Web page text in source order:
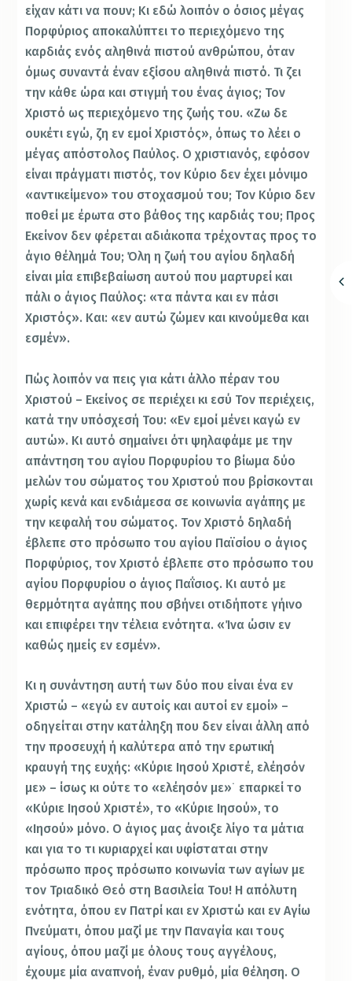
είχαν κάτι να πουν; Κι εδώ λοιπόν ο όσιος μέγας
Πορφύριος αποκαλύπτει το περιεχόμενο της
καρδιάς ενός αληθινά πιστού ανθρώπου, όταν
όμως συναντά έναν εξίσου αληθινά πιστό. Τι ζει
την κάθε ώρα και στιγμή του ένας άγιος; Τον
Χριστό ως περιεχόμενο της ζωής του. «Ζω δε
ουκέτι εγώ, ζη εν εμοί Χριστός», όπως το λέει ο
μέγας απόστολος Παύλος. Ο χριστιανός, εφόσον
είναι πράγματι πιστός, τον Κύριο δεν έχει μόνιμο
«αντικείμενο» του στοχασμού του; Τον Κύριο δεν
ποθεί με έρωτα στο βάθος της καρδιάς του; Προς
Εκείνον δεν φέρεται αδιάκοπα τρέχοντας προς το
άγιο θέλημά Του; Όλη η ζωή του αγίου δηλαδή
είναι μία επιβεβαίωση αυτού που μαρτυρεί και
πάλι ο άγιος Παύλος: «τα πάντα και εν πάσι
Χριστός». Και: «εν αυτώ ζώμεν και κινούμεθα και
εσμέν».
Πώς λοιπόν να πεις για κάτι άλλο πέραν του
Χριστού – Εκείνος σε περιέχει κι εσύ Τον περιέχεις,
κατά την υπόσχεσή Του: «Εν εμοί μένει καγώ εν
αυτώ». Κι αυτό σημαίνει ότι ψηλαφάμε με την
απάντηση του αγίου Πορφυρίου το βίωμα δύο
μελών του σώματος του Χριστού που βρίσκονται
χωρίς κενά και ενδιάμεσα σε κοινωνία αγάπης με
την κεφαλή του σώματος. Τον Χριστό δηλαδή
έβλεπε στο πρόσωπο του αγίου Παϊσίου ο άγιος
Πορφύριος, τον Χριστό έβλεπε στο πρόσωπο του
αγίου Πορφυρίου ο άγιος Παΐσιος. Κι αυτό με
θερμότητα αγάπης που σβήνει οτιδήποτε γήινο
και επιφέρει την τέλεια ενότητα. «Ίνα ώσιν εν
καθώς ημείς εν εσμέν».
Κι η συνάντηση αυτή των δύο που είναι ένα εν
Χριστώ – «εγώ εν αυτοίς και αυτοί εν εμοί» –
οδηγείται στην κατάληξη που δεν είναι άλλη από
την προσευχή ή καλύτερα από την ερωτική
κραυγή της ευχής: «Κύριε Ιησού Χριστέ, ελέησόν
με» – ίσως κι ούτε το «ελέησόν με»˙ επαρκεί το
«Κύριε Ιησού Χριστέ», το «Κύριε Ιησού», το
«Ιησού» μόνο. Ο άγιος μας άνοιξε λίγο τα μάτια
και για το τι κυριαρχεί και υφίσταται στην
πρόσωπο προς πρόσωπο κοινωνία των αγίων με
τον Τριαδικό Θεό στη Βασιλεία Του! Η απόλυτη
ενότητα, όπου εν Πατρί και εν Χριστώ και εν Αγίω
Πνεύματι, όπου μαζί με την Παναγία και τους
αγίους, όπου μαζί με όλους τους αγγέλους,
έχουμε μία αναπνοή, έναν ρυθμό, μία θέληση. Ο